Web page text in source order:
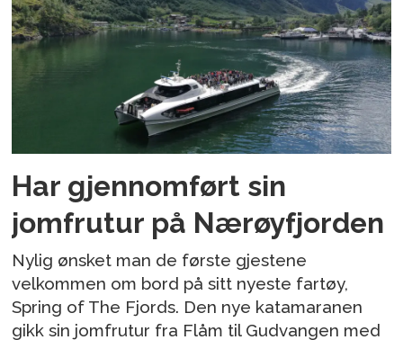
Har gjennomført sin
jomfrutur på Nærøyfjorden
Nylig ønsket man de første gjestene
velkommen om bord på sitt nyeste fartøy,
Spring of The Fjords. Den nye katamaranen
gikk sin jomfrutur fra Flåm til Gudvangen med